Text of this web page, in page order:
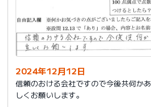
2024年12月12日
信頼のおける会社ですので今後共何か
しくお願いします。